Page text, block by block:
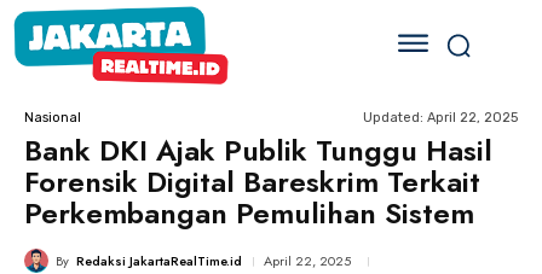
Nasional Updated: April 22, 2025
Bank DKI Ajak Publik Tunggu Hasil
Forensik Digital Bareskrim Terkait
Perkembangan Pemulihan Sistem
By Redaksi JakartaRealTime.id April 22, 2025